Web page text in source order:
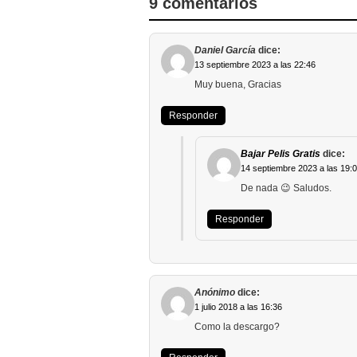
Daniel García dice:
13 septiembre 2023 a las 22:46
Muy buena, Gracias
Responder
Bajar Pelis Gratis dice:
14 septiembre 2023 a las
De nada 😉 Saludos.
Responder
Anónimo dice:
1 julio 2018 a las 16:36
Como la descargo?